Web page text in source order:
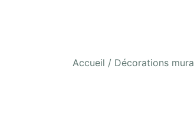
Accueil / Décorations